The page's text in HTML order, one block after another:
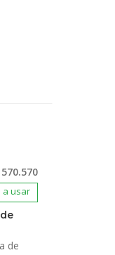
a usar
de